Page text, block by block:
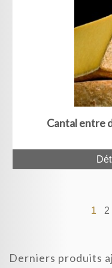
Cantal entre
1 2
Derniers produits